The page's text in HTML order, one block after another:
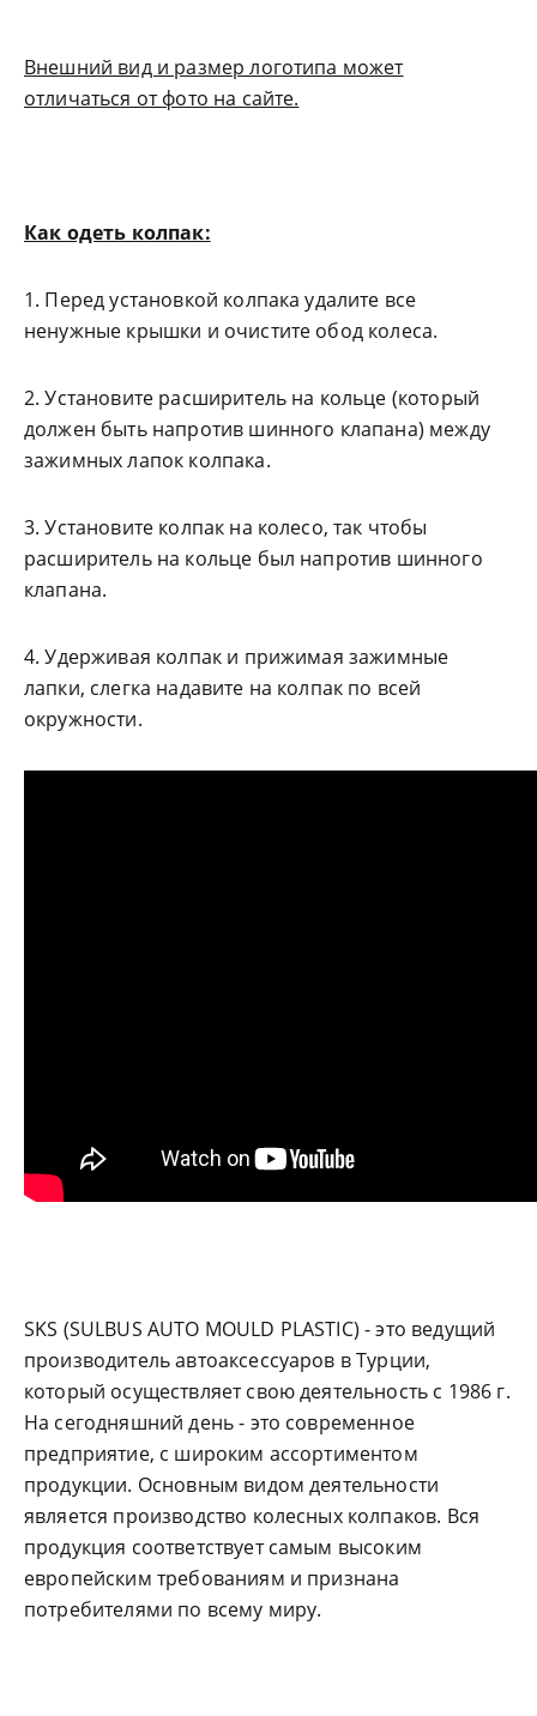
Внешний вид и размер логотипа может
отличаться от фото на сайте.
Как одеть колпак:
1. Перед установкой колпака удалите все
ненужные крышки и очистите обод колеса.
2. Установите расширитель на кольце (который
должен быть напротив шинного клапана) между
зажимных лапок колпака.
3. Установите колпак на колесо, так чтобы
расширитель на кольце был напротив шинного
клапана.
4. Удерживая колпак и прижимая зажимные
лапки, слегка надавите на колпак по всей
окружности.
SKS (SULBUS AUTO MOULD PLASTIC) - это ведущий
производитель автоаксессуаров в Турции,
который осуществляет свою деятельность с 1986 г.
На сегодняшний день - это современное
предприятие, с широким ассортиментом
продукции. Основным видом деятельности
является производство колесных колпаков. Вся
продукция соответствует самым высоким
европейским требованиям и признана
потребителями по всему миру.